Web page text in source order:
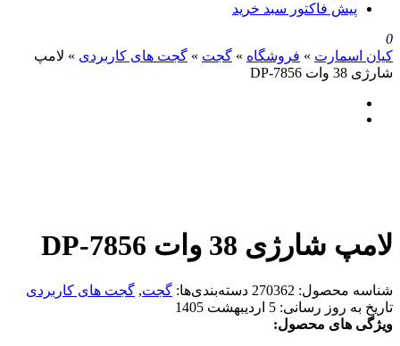
پیش فاکتور سبد خرید
0
کیان اسمارت » فروشگاه » گجت » گجت های کاربردی » لامپ
شارژی 38 وات DP-7856
لامپ شارژی 38 وات DP-7856
شناسه محصول: 270362 دسته‌بندی‌ها: گجت, گجت های کاربردی
تاریخ به روز رسانی: 5 اردیبهشت 1405
ویژگی های محصول: